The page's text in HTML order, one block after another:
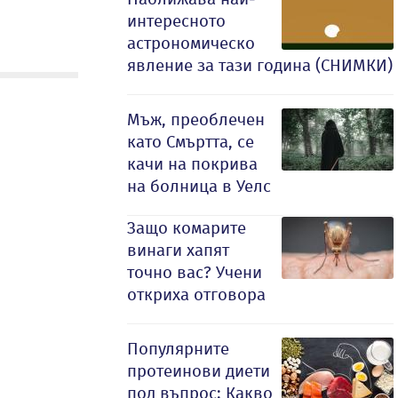
интересното
астрономическо
явление за тази година (СНИМКИ)
Мъж, преоблечен
като Смъртта, се
качи на покрива
на болница в Уелс
Защо комарите
винаги хапят
точно вас? Учени
откриха отговора
Популярните
протеинови диети
под въпрос: Какво